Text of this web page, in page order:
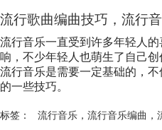
流行歌曲编曲技巧， 流行
流行音乐一直受到许多年轻人
响，不少年轻人也萌生了自己创
流行音乐是需要一定基础的，
的一些技巧。
标签： 流行音乐， 流行音乐编曲 ，